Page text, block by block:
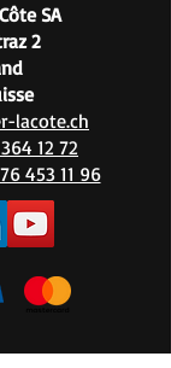
SA
2
lacote.ch
12 72
453 11 96